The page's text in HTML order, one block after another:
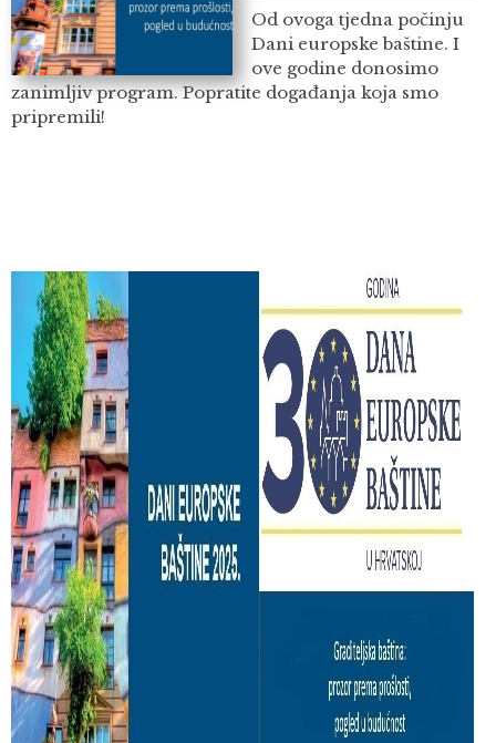
Od ovoga tjedna počinju
Dani europske baštine. I
ove godine donosimo
zanimljiv program. Popratite događanja koja smo
pripremili!